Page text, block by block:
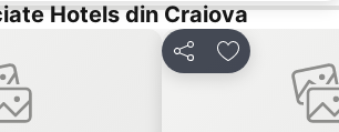
Hotels din Craiova
DistribuițiAdăugaţi la